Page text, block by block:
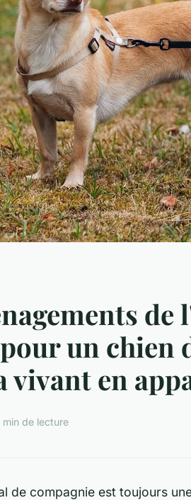
de
un chien
vivant en
min de lecture
de compagnie est toujours